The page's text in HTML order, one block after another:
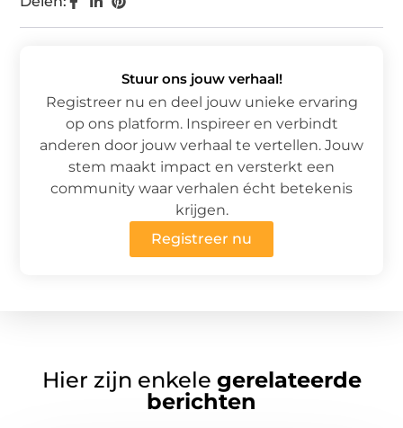
Stuur ons jouw verhaal!
Registreer nu en deel jouw unieke ervaring
op ons platform. Inspireer en verbindt
anderen door jouw verhaal te vertellen. Jouw
stem maakt impact en versterkt een
community waar verhalen écht betekenis
krijgen.
Registreer nu
Hier zijn enkele gerelateerde
berichten